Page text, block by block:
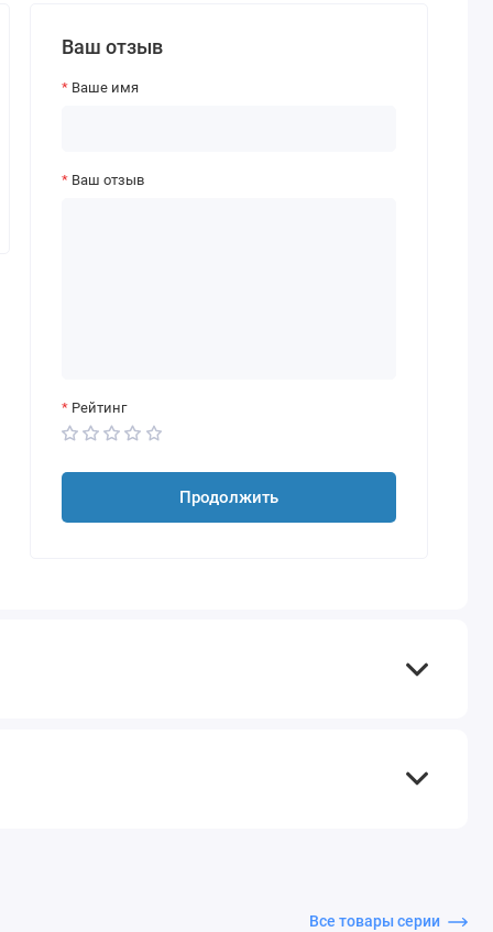
Ваш отзыв
Ваше имя
Ваш отзыв
Рейтинг
Продолжить
Все товары серии